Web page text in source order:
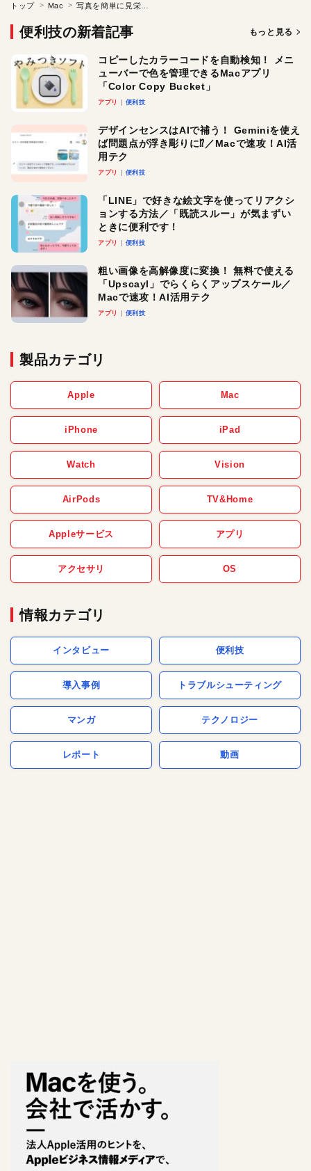
トップ Mac
便利技の新着記事 もっと見る
コピーしたカラーコードを自動検知！ メニ
ューバーで色を管理できるMacアプリ
「Color Copy Bucket」
アプリ 便利技
デザインセンスはAIで補う！ Geminiを使え
ば問題点が浮き彫りに⁉︎／Macで速攻！AI活
用テク
アプリ 便利技
「LINE」で好きな絵文字を使ってリアクシ
ョンする方法／「既読スルー」が気まずい
ときに便利です！
アプリ 便利技
粗い画像を高解像度に変換！ 無料で使える
「Upscayl」でらくらくアップスケール／
Macで速攻！AI活用テク
アプリ 便利技
製品カテゴリ
Apple Mac
iPhone iPad
Watch Vision
AirPods TV&Home
Appleサービス アプリ
アクセサリ OS
情報カテゴリ
インタビュー 便利技
導入事例 トラブルシューティング
マンガ テクノロジー
レポート 動画